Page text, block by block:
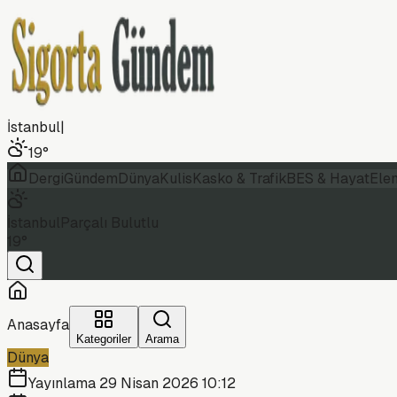
İstanbul|
19°
DergiGündemDünyaKulisKasko & TrafikBES & Hayat
Anasayfa
Kategoriler Arama
Dünya
Yayınlama 29 Nisan 2026 10:12